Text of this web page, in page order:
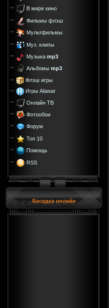
В мире кино
Фильмы флэш
Мультфильмы
Муз. клипы
Музыка mp3
Альбомы mp3
Флэш игры
Игры Alawar
Онлайн ТВ
Фотообои
Форум
Топ 10
Помощь
RSS
Беседка онлайн